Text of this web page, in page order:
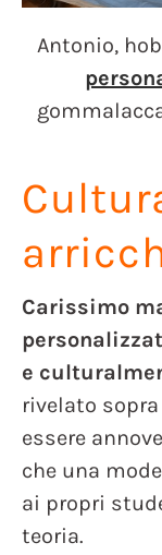
Antonio,
Carissimo
e
rivelato
essere
che una
ai propri
teoria.